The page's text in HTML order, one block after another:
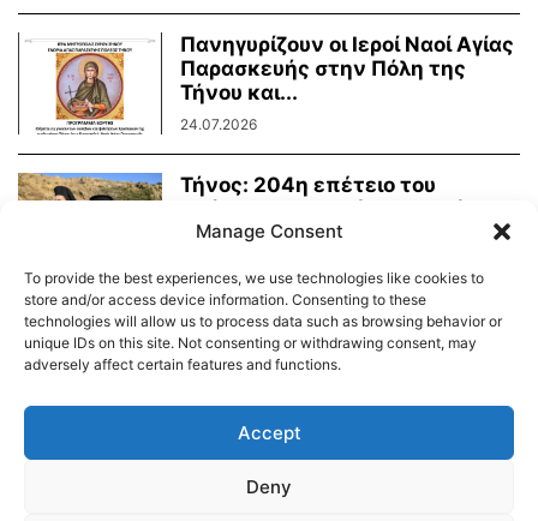
Πανηγυρίζουν οι Ιεροί Ναοί Αγίας
Παρασκευής στην Πόλη της
Τήνου και...
24.07.2026
Τήνος: 204η επέτειο του
24.07.2026
Δημοτικό Λιμενικό Ταμείο Τήνου – Άνδρου
Manage Consent
To provide the best experiences, we use technologies like cookies to
store and/or access device information. Consenting to these
technologies will allow us to process data such as browsing behavior or
unique IDs on this site. Not consenting or withdrawing consent, may
adversely affect certain features and functions.
Accept
Deny